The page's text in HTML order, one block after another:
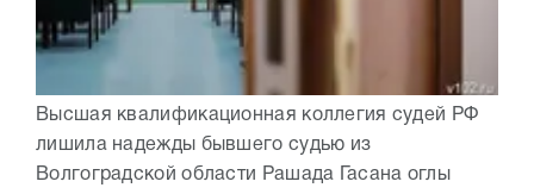
Высшая квалификационная коллегия судей РФ
лишила надежды бывшего судью из
Волгоградской области Рашада Гасана оглы